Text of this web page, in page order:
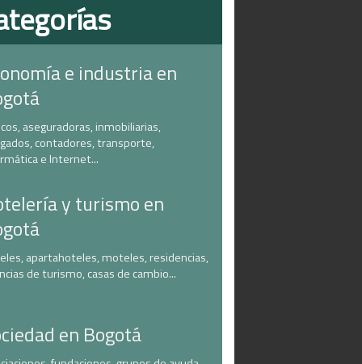
e industria en
aseguradoras, inmobiliarias,
contadores, transporte,
e Internet...
y turismo en
apartahoteles, moteles, residencias,
de turismo, casas de cambio...
en Bogotá